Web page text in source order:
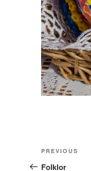
wpisu
Previous
Post
PREVIOUS
Folklor